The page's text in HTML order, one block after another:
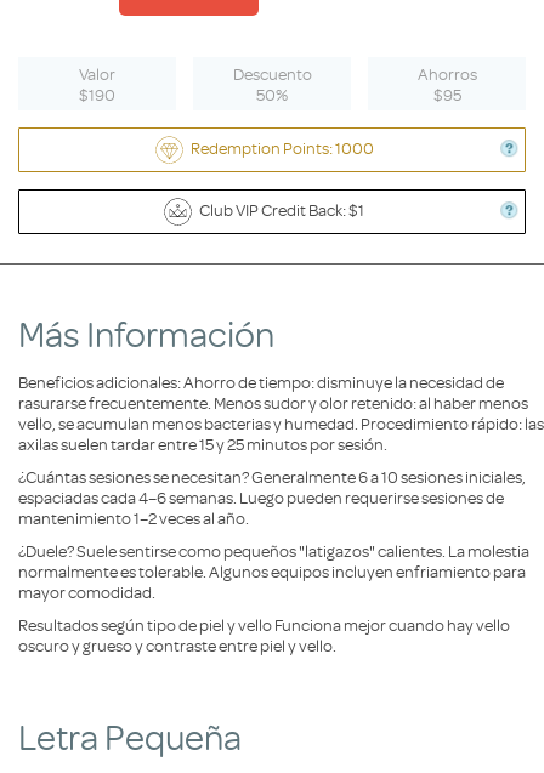
Valor
$190
Descuento
50%
Ahorros
$95
Redemption Points: 1000
Club VIP Credit Back: $1
Más Información
Beneficios adicionales: Ahorro de tiempo: disminuye la necesidad de
rasurarse frecuentemente. Menos sudor y olor retenido: al haber menos
vello, se acumulan menos bacterias y humedad. Procedimiento rápido: las
axilas suelen tardar entre 15 y 25 minutos por sesión.
¿Cuántas sesiones se necesitan? Generalmente 6 a 10 sesiones iniciales,
espaciadas cada 4–6 semanas. Luego pueden requerirse sesiones de
mantenimiento 1–2 veces al año.
¿Duele? Suele sentirse como pequeños "latigazos" calientes. La molestia
normalmente es tolerable. Algunos equipos incluyen enfriamiento para
mayor comodidad.
Resultados según tipo de piel y vello Funciona mejor cuando hay vello
oscuro y grueso y contraste entre piel y vello.
Letra Pequeña